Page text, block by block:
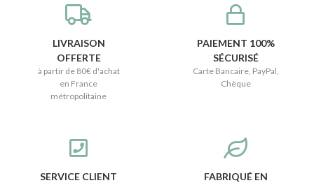
LIVRAISON
OFFERTE
à partir de 80€ d'achat
en France
métropolitaine
PAIEMENT 100%
SÉCURISÉ
Carte Bancaire, PayPal,
Chèque
SERVICE CLIENT
FABRIQUÉ EN